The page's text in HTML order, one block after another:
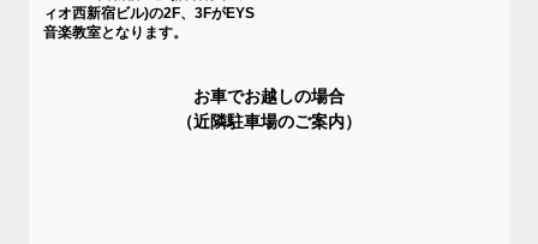
ィオ西新宿ビル)の2F、3FがEYS
音楽教室となります。
お車でお越しの場合
（近隣駐車場のご案内）